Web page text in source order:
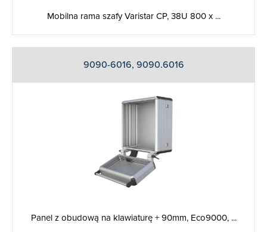
Mobilna rama szafy Varistar CP, 38U 800 x ...
9090-6016, 9090.6016
Panel z obudową na klawiaturę + 90mm, Eco9000, ...